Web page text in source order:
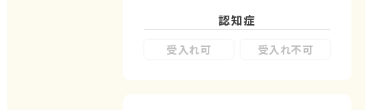
認知症
受入れ可 受入れ不可